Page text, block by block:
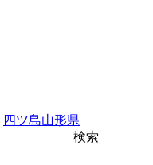
四ツ島山形県